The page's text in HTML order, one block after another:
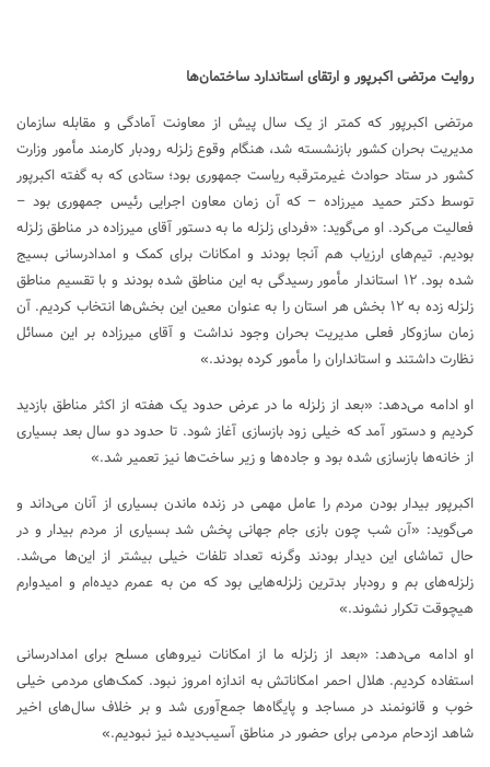
روایت مرتضی اکبرپور و ارتقای استاندارد ساختمان‌ها
مرتضی اکبرپور که کمتر از یک سال پیش از معاونت آمادگی و مقابله سازمان
مدیریت بحران کشور بازنشسته شد، هنگام وقوع زلزله رودبار کارمند مأمور وزارت
کشور در ستاد حوادث غیرمترقبه ریاست جمهوری بود؛ ستادی که به گفته اکبرپور
توسط دکتر حمید میرزاده – که آن زمان معاون اجرایی رئیس جمهوری بود –
فعالیت می‌کرد. او می‌گوید: «فردای زلزله ما به دستور آقای میرزاده در مناطق زلزله
بودیم. تیم‌های ارزیاب هم آنجا بودند و امکانات برای کمک و امدادرسانی بسیج
شده بود. ۱۲ استاندار مأمور رسیدگی به این مناطق شده بودند و با تقسیم مناطق
زلزله زده به ۱۲ بخش هر استان را به عنوان معین این بخش‌ها انتخاب کردیم. آن
زمان سازوکار فعلی مدیریت بحران وجود نداشت و آقای میرزاده بر این مسائل
نظارت داشتند و استانداران را مأمور کرده بودند.»
او ادامه می‌دهد: «بعد از زلزله ما در عرض حدود یک هفته از اکثر مناطق بازدید
کردیم و دستور آمد که خیلی زود بازسازی آغاز شود. تا حدود دو سال بعد بسیاری
از خانه‌ها بازسازی شده بود و جاده‌ها و زیر ساخت‌ها نیز تعمیر شد.»
اکبرپور بیدار بودن مردم را عامل مهمی در زنده ماندن بسیاری از آنان می‌داند و
می‌گوید: «آن شب چون بازی جام جهانی پخش شد بسیاری از مردم بیدار و در
حال تماشای این دیدار بودند وگرنه تعداد تلفات خیلی بیشتر از این‌ها می‌شد.
زلزله‌های بم و رودبار بدترین زلزله‌هایی بود که من به عمرم دیده‌ام و امیدوارم
هیچوقت تکرار نشوند.»
او ادامه می‌دهد: «بعد از زلزله ما از امکانات نیروهای مسلح برای امدادرسانی
استفاده کردیم. هلال احمر امکاناتش به اندازه امروز نبود. کمک‌های مردمی خیلی
خوب و قانونمند در مساجد و پایگاه‌ها جمع‌آوری شد و بر خلاف سال‌های اخیر
شاهد ازدحام مردمی برای حضور در مناطق آسیب‌دیده نیز نبودیم.»